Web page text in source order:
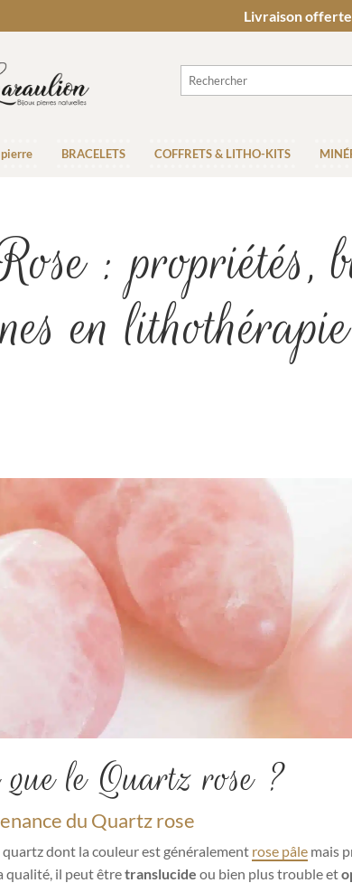
Livraison
BRACELETS COFFRETS & LITHO-KITS
: propriétés,
en lithothérapie
le Quartz rose ?
du Quartz rose
quartz dont la couleur est généralement rose pâlemais
qualité, il peut êtretranslucide ou bien plus trouble et